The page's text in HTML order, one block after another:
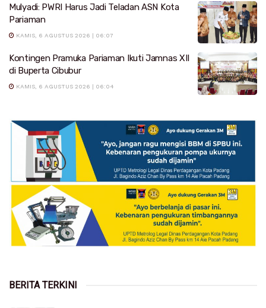
Mulyadi: PWRI Harus Jadi Teladan ASN Kota
Pariaman
KAMIS, 6 AGUSTUS 2026 | 06:07
Kontingen Pramuka Pariaman Ikuti Jamnas XII
di Buperta Cibubur
KAMIS, 6 AGUSTUS 2026 | 06:04
BERITA TERKINI